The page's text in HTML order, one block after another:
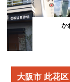
か
大阪市 此花